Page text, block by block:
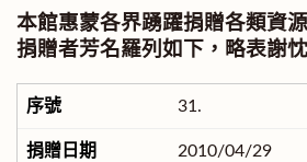
本館惠蒙各界踴躍捐贈各類資
捐贈者芳名羅列如下，略表謝忱
31.
2010/04/29